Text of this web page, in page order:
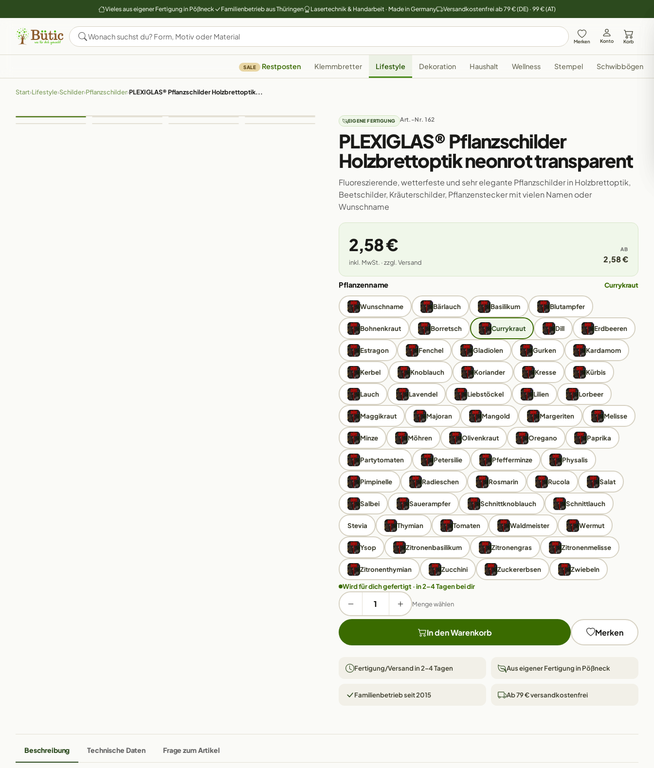
Vieles aus eigener Fertigung in Pößneck Familienbetrieb aus Thüringen Lasertechnik & Handarbeit · Made in Germany Versandkostenfrei ab 79 € (DE) · 99 € (AT)
Merken Konto Korb
SALE Restposten Klemmbretter Lifestyle Dekoration Haushalt Wellness Stempel Schwibbögen
Start›Lifestyle›Schilder›Pflanzschilder›PLEXIGLAS® Pflanzschilder Holzbrettoptik...
EIGENE FERTIGUNG Art.-Nr. 162
PLEXIGLAS® Pflanzschilder
Holzbrettoptik neonrot transparent
Fluoreszierende, wetterfeste und sehr elegante Pflanzschilder in Holzbrettoptik,
Beetschilder, Kräuterschilder, Pflanzenstecker mit vielen Namen oder
Wunschname
2,58 €
inkl. MwSt. · zzgl. Versand
AB
2,58 €
Pflanzenname Currykraut
Wunschname Bärlauch Basilikum Blutampfer
Bohnenkraut Borretsch Currykraut Dill Erdbeeren
Estragon Fenchel Gladiolen Gurken Kardamom
Kerbel Knoblauch Koriander Kresse Kürbis
Lauch Lavendel Liebstöckel Lilien Lorbeer
Maggikraut Majoran Mangold Margeriten Melisse
Minze Möhren Olivenkraut Oregano Paprika
Partytomaten Petersilie Pfefferminze Physalis
Pimpinelle Radieschen Rosmarin Rucola Salat
Salbei Sauerampfer Schnittknoblauch Schnittlauch
Stevia Thymian Tomaten Waldmeister Wermut
Ysop Zitronenbasilikum Zitronengras Zitronenmelisse
Zitronenthymian Zucchini Zuckererbsen Zwiebeln
Wird für dich gefertigt · in 2–4 Tagen bei dir
Menge wählen
In den Warenkorb Merken
Fertigung/Versand in 2–4 Tagen Aus eigener Fertigung in Pößneck
Familienbetrieb seit 2015 Ab 79 € versandkostenfrei
Beschreibung Technische Daten Frage zum Artikel